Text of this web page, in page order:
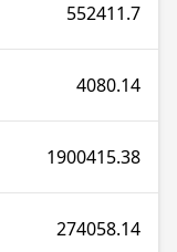
552411.7
4080.14
1900415.38
274058.14